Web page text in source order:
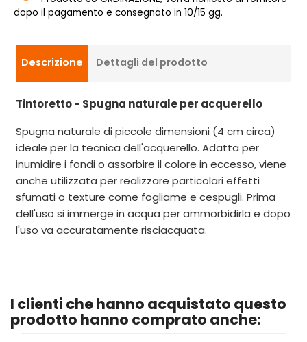
dopo il pagamento e consegnato in 10/15 gg.
Descrizione Dettagli del prodotto
Tintoretto - Spugna naturale per acquerello
Spugna naturale di piccole dimensioni (4 cm circa)
ideale per la tecnica dell'acquerello. Adatta per
inumidire i fondi o assorbire il colore in eccesso, viene
anche utilizzata per realizzare particolari effetti
sfumati o texture come fogliame e cespugli. Prima
dell'uso si immerge in acqua per ammorbidirla e dopo
l'uso va accuratamente risciacquata.
I clienti che hanno acquistato questo
prodotto hanno comprato anche: